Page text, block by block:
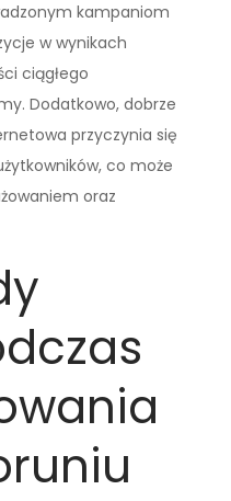
kampaniom
w wynikach
ciągłego
Dodatkowo, dobrze
przyczynia się
co może
oraz